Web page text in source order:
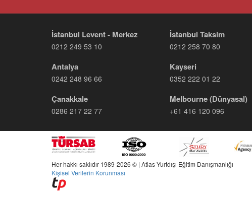
İstanbul Levent - Merkez
0212 249 53 10
İstanbul Taksim
0212 258 70 80
Antalya
0242 248 96 66
Kayseri
0352 222 01 22
Çanakkale
0286 217 22 77
Melbourne (Dünyasal)
+61 416 120 096
Her hakkı saklıdır 1989-2026 © | Atlas Yurtdışı Eğitim Danışmanlığı
Kişisel Verilerin Korunması